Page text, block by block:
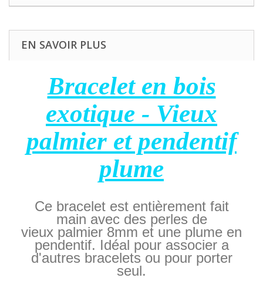
EN SAVOIR PLUS
Bracelet en bois
exotique - Vieux
palmier et pendentif
plume
Ce bracelet est entièrement fait
main avec des perles de
vieux palmier 8mm et une plume en
pendentif. Idéal pour associer a
d'autres bracelets ou pour porter
seul.